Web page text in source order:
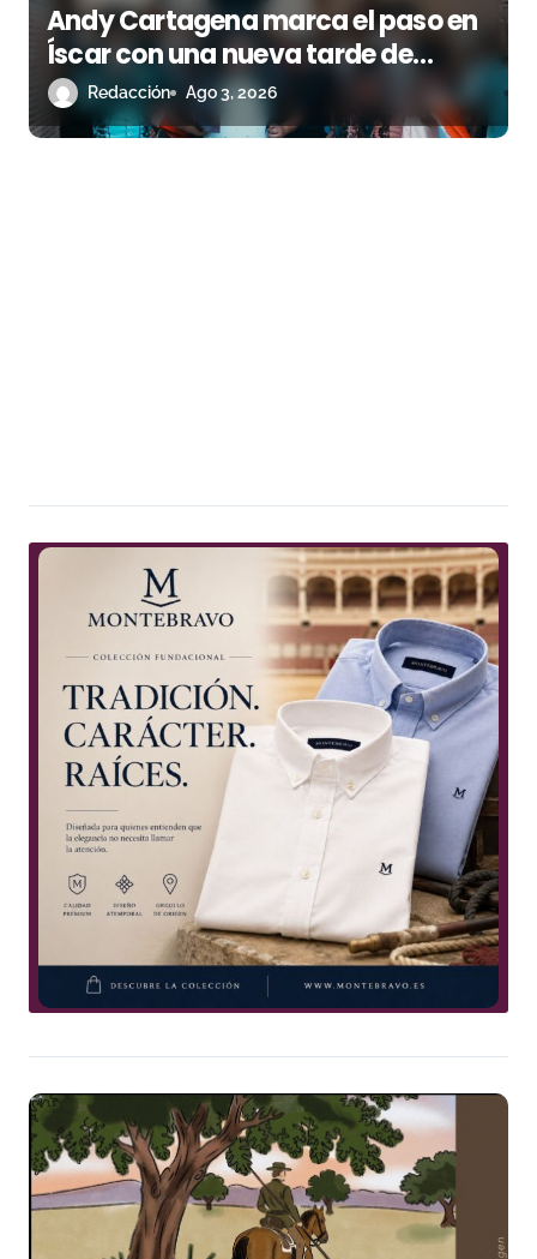
Andy Cartagena marca el paso en
Íscar con una nueva tarde de
triunfoRedacción Ago 3, 2026